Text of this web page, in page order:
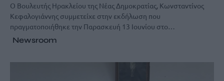
Ο Βουλευτής Ηρακλείου της Νέας Δημοκρατίας, Κωνσταντίνος
Κεφαλογιάννης συμμετείχε στην εκδήλωση που
πραγματοποιήθηκε την Παρασκευή 13 Ιουνίου στο…
Newsroom